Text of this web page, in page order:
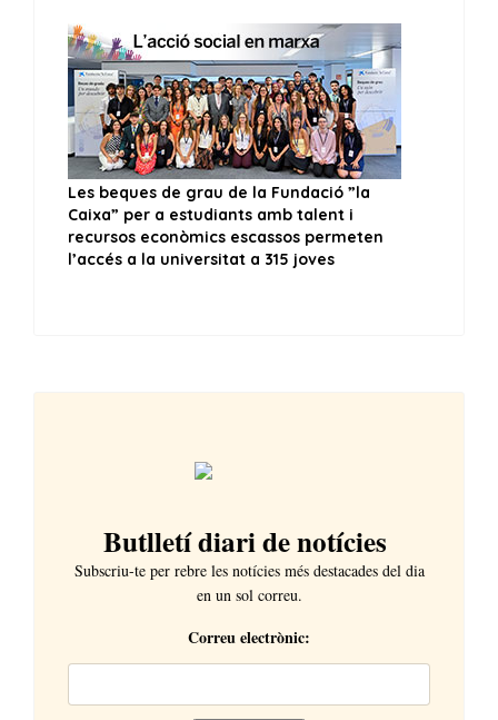
Butlletí diari de notícies
Subscriu-te per rebre les notícies més destacades del dia
en un sol correu.
Correu electrònic: